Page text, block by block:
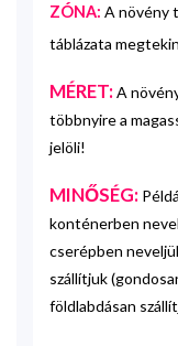
ZÓNA: A növény
táblázata
MÉRET:A
többnyire a
jelöli!
MINŐSÉG:
konténerben
cserépben
szállítjuk
földlabdásan